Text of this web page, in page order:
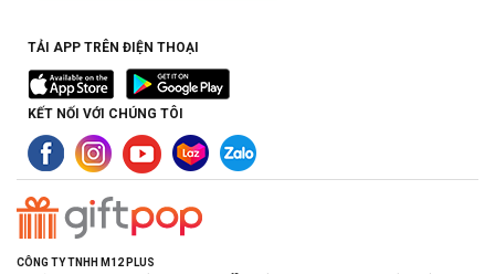
TẢI APP TRÊN ĐIỆN THOẠI
KẾT NỐI VỚI CHÚNG TÔI
CÔNG TY TNHH M12 PLUS